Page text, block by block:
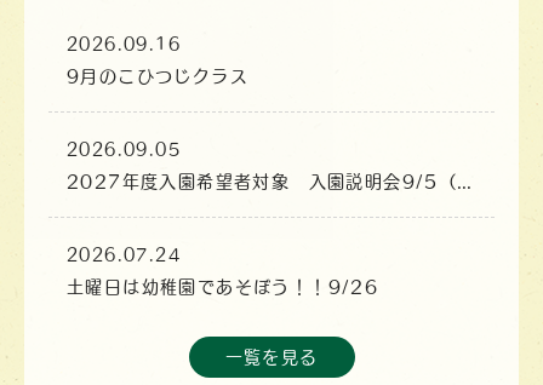
一覧を見る
2026.09.16
9月のこひつじクラス
2026.09.05
2027年度入園希望者対象 入園説明会9/5（土）
2026.07.24
土曜日は幼稚園であそぼう！！9/26